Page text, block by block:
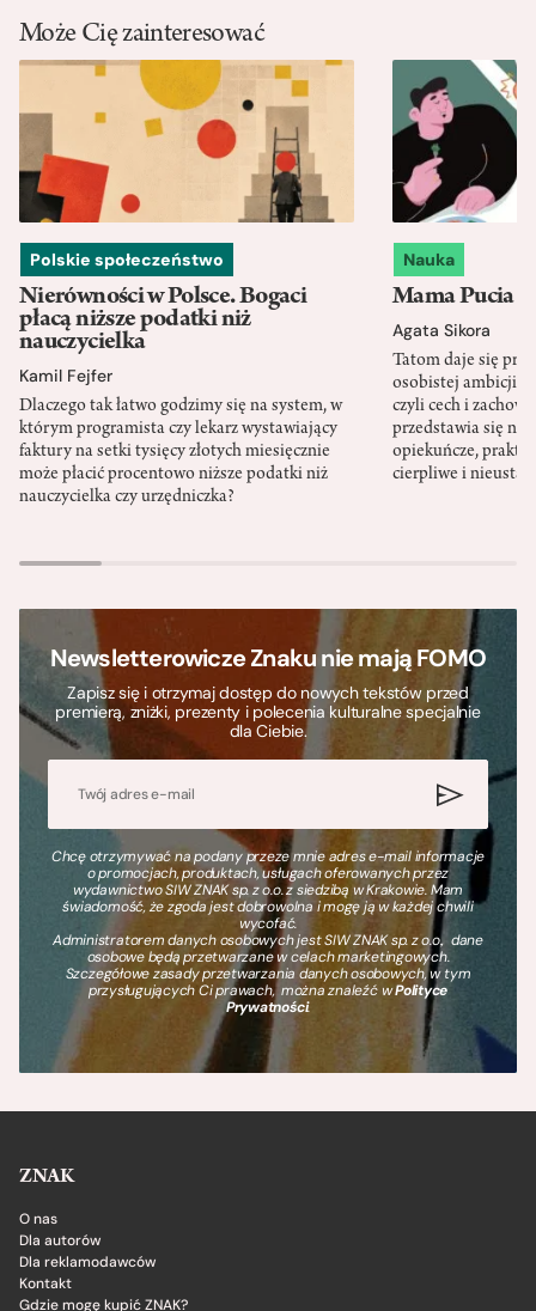
Może Cię zainteresować
Polskie społeczeństwo
Nierówności w Polsce. Bogaci
płacą niższe podatki niż
nauczycielka
Kamil Fejfer
Dlaczego tak łatwo godzimy się na system, w
którym programista czy lekarz wystawiający
faktury na setki tysięcy złotych miesięcznie
może płacić procentowo niższe podatki niż
nauczycielka czy urzędniczka?
Nauka
Mama Pucia
Agata Sikora
Tatom daje się
osobistej ambicji,
czyli cech i
przedstawia się
opiekuńcze,
cierpliwe i
Newsletterowicze Znaku nie mają FOMO
Zapisz się i otrzymaj dostęp do nowych tekstów przed
premierą, zniżki, prezenty i polecenia kulturalne specjalnie
dla Ciebie.
Chcę otrzymywać na podany przeze mnie adres e-mail informacje
o promocjach, produktach, usługach oferowanych przez
wydawnictwo SIW ZNAK sp. z o.o. z siedzibą w Krakowie. Mam
świadomość, że zgoda jest dobrowolna i mogę ją w każdej chwili
wycofać.
Administratorem danych osobowych jest SIW ZNAK sp. z o.o., dane
osobowe będą przetwarzane w celach marketingowych.
Szczegółowe zasady przetwarzania danych osobowych, w tym
przysługujących Ci prawach, można znaleźć wPolityce
Prywatności.
ZNAK
O nas
Dla autorów
Dla reklamodawców
Kontakt
Gdzie mogę kupić ZNAK?